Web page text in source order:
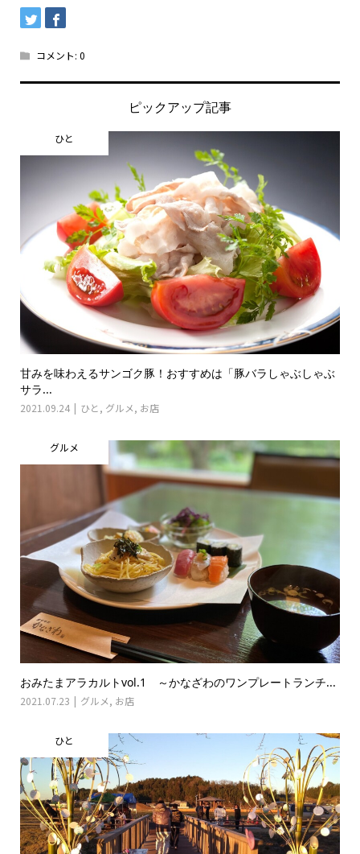
コメント: 0
ピックアップ記事
ひと
甘みを味わえるサンゴク豚！おすすめは「豚バラしゃぶしゃぶ
サラ...
2021.09.24 ひと , グルメ, お店
グルメ
おみたまアラカルトvol.1 ～かなざわのワンプレートランチ...
2021.07.23 グルメ, お店
ひと